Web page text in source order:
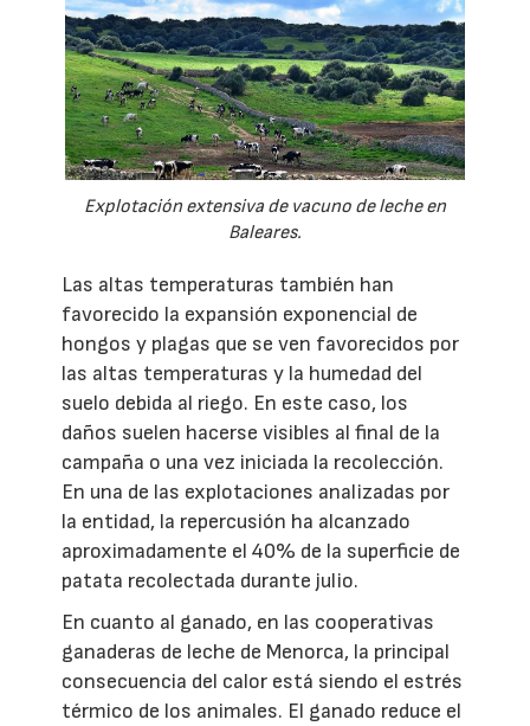
Explotación extensiva de vacuno de leche en
Baleares.
Las altas temperaturas también han
favorecido la expansión exponencial de
hongos y plagas que se ven favorecidos por
las altas temperaturas y la humedad del
suelo debida al riego. En este caso, los
daños suelen hacerse visibles al final de la
campaña o una vez iniciada la recolección.
En una de las explotaciones analizadas por
la entidad, la repercusión ha alcanzado
aproximadamente el 40% de la superficie de
patata recolectada durante julio.
En cuanto al ganado, en las cooperativas
ganaderas de leche de Menorca, la principal
consecuencia del calor está siendo el estrés
térmico de los animales. El ganado reduce el